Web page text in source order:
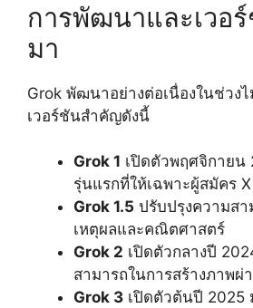
การพัฒนาและเวอ
มา
Grok พัฒนาอย่างต่อเนื่องในช่วง
เวอร์ชันสำคัญดังนี้
Grok 1 เปิดตัวพฤศจิกายน
รุ่นแรกที่ให้เฉพาะผู้สมัคร
Grok 1.5 ปรับปรุงความส
เหตุผลและคณิตศาสตร์
Grok 2 เปิดตัวกลางปี
สามารถในการสร้างภาพผ่
Grok 3 เปิดตัวต้นปี 2025